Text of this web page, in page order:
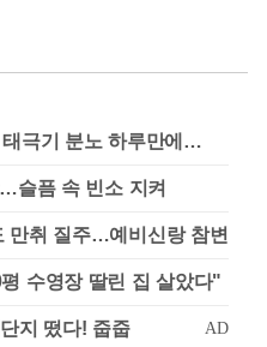
극기 분노 하루만에…
슬픔 속 빈소 지켜
만취 질주…예비신랑 참변
수영장 딸린 집 살았다"